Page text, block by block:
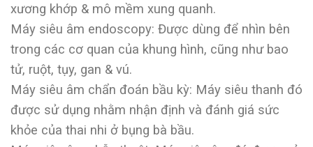
xương khớp & mô mềm xung quanh.
Máy siêu âm endoscopy: Được dùng để nhìn bên
trong các cơ quan của khung hình, cũng như bao
tử, ruột, tụy, gan & vú.
Máy siêu âm chẩn đoán bầu kỳ: Máy siêu thanh đó
được sử dụng nhằm nhận định và đánh giá sức
khỏe của thai nhi ở bụng bà bầu.